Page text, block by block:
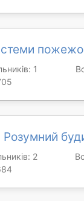
1
Розумний
2